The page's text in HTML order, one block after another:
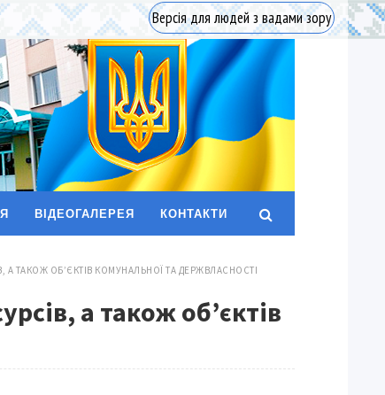
Версія для людей з вадами зору
ВІДЕОГАЛЕРЕЯ КОНТАКТИ
А ТАКОЖ ОБ’ЄКТІВ КОМУНАЛЬНОЇ ТА ДЕРЖВЛАСНОСТІ
а також об’єктів